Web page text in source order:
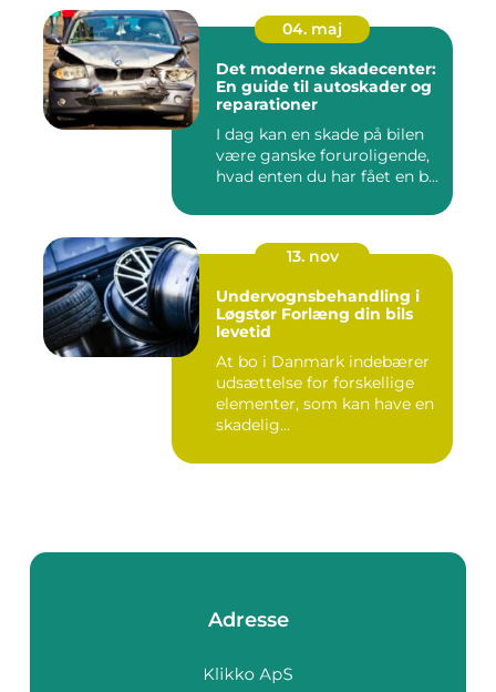
04. maj
Det moderne skadecenter:
En guide til autoskader og
reparationer
I dag kan en skade på bilen
være ganske foruroligende,
hvad enten du har fået en b...
13. nov
Undervognsbehandling i
Løgstør Forlæng din bils
levetid
At bo i Danmark indebærer
udsættelse for forskellige
elementer, som kan have en
skadelig...
Adresse